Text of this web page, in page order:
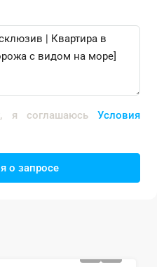
я соглашаюсь Условия
о запросе